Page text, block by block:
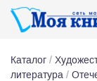
Каталог /
литература /